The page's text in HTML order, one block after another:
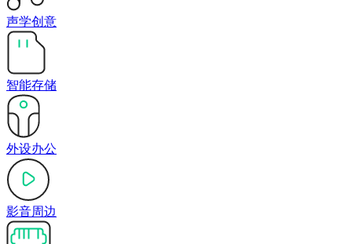
声学创意
智能存储
外设办公
影音周边